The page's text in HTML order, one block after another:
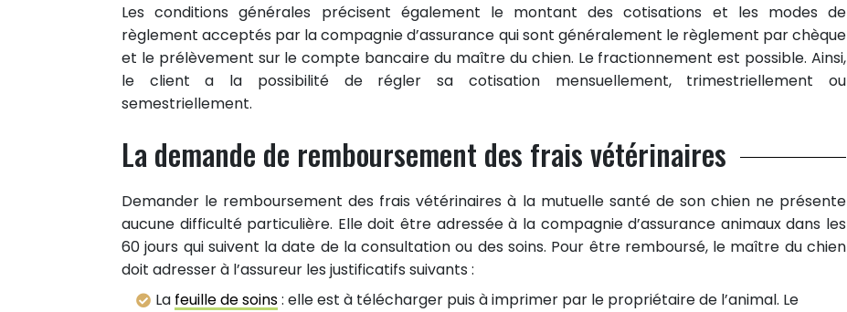
Les conditions générales précisent également le montant des cotisations et les modes de
règlement acceptés par la compagnie d’assurance qui sont généralement le règlement par chèque
et le prélèvement sur le compte bancaire du maître du chien. Le fractionnement est possible. Ainsi,
le client a la possibilité de régler sa cotisation mensuellement, trimestriellement ou
semestriellement.
La demande de remboursement des frais vétérinaires
Demander le remboursement des frais vétérinaires à la mutuelle santé de son chien ne présente
aucune difficulté particulière. Elle doit être adressée à la compagnie d’assurance animaux dans les
60 jours qui suivent la date de la consultation ou des soins. Pour être remboursé, le maître du chien
doit adresser à l’assureur les justificatifs suivants :
La feuille de soins: elle est à télécharger puis à imprimer par le propriétaire de l’animal. Le